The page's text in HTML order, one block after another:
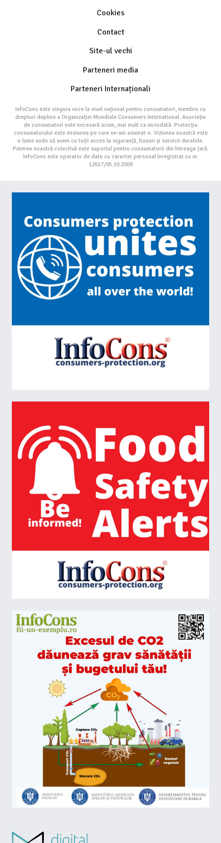
Cookies
Contact
Site-ul vechi
Parteneri media
Parteneri Internaționali
InfoCons este singura voce la nivel național pentru consumatori, membru cu
drepturi depline a Organizației Mondiale Consumers International. Asociația
de consumatori este necesară acum, mai mult ca niciodată. Protecția
consumatorului este misiunea pe care ne-am asumat-o. Viziunea noastră este
o lume unde să avem cu toții acces la siguranță, bunuri și servicii durabile.
Puterea noastră colectivă este suportul pentru consumatorii din întreaga țară.
InfoCons este operator de date cu caracter personal înregistrat cu nr.
12617/05.10.2009